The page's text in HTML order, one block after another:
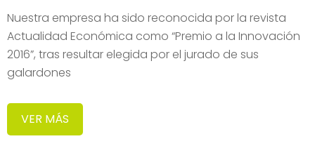
Nuestra empresa ha sido reconocida por la revista
Actualidad Económica como “Premio a la Innovación
2016”, tras resultar elegida por el jurado de sus
galardones
VER MÁS